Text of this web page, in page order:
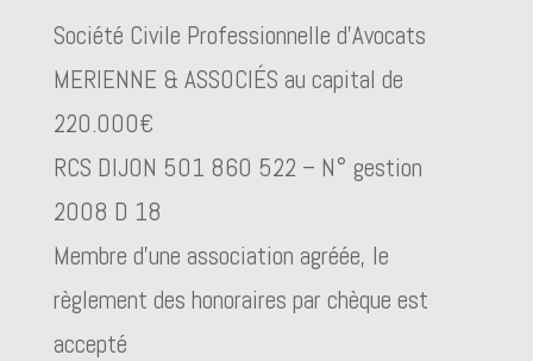
Société Civile Professionnelle d’Avocats
MERIENNE & ASSOCIÉS au capital de
220.000€
RCS DIJON 501 860 522 – N° gestion
2008 D 18
Membre d’une association agréée, le
règlement des honoraires par chèque est
accepté